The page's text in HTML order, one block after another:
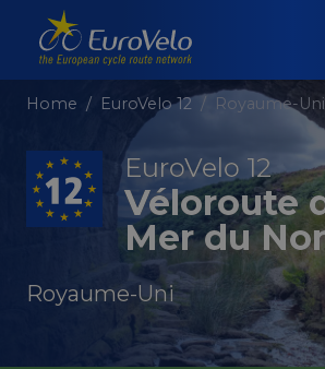
Home EuroVelo 12 Royaume-Uni
EuroVelo 12
Véloroute
Mer du
Royaume-Uni